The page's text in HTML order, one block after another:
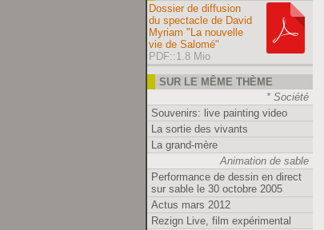
Dossier de diffusion
du spectacle de David
Myriam "La nouvelle
vie de Salomé"
PDF::1.8 Mio
SUR LE MÊME THÈME
* Société
Souvenirs: live painting video
La sortie des vivants
La grand-mère
Animation de sable
Performance de dessin en direct
sur sable le 30 octobre 2005
Actus mars 2012
Rezign Live, film expérimental